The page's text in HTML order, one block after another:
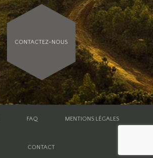
CONTACTEZ-NOUS
FAQ MENTIONS LÉGALES
CONTACT